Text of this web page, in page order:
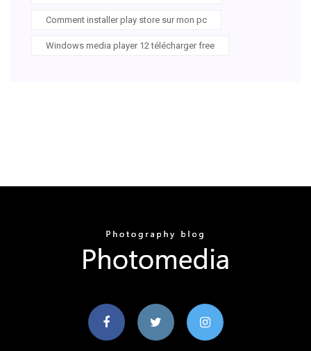
Comment installer play store sur mon pc
Windows media player 12 télécharger free